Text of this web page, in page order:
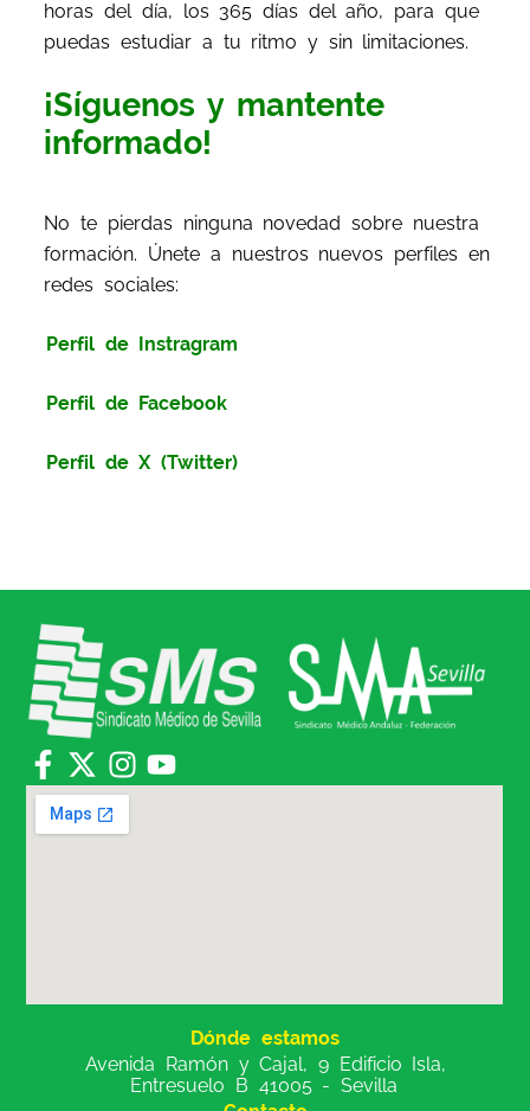
horas del día, los 365 días del año, para que
puedas estudiar a tu ritmo y sin limitaciones.
¡Síguenos y mantente
informado!
No te pierdas ninguna novedad sobre nuestra
formación. Únete a nuestros nuevos perfiles en
redes sociales:
Perfil de Instragram
Perfil de Facebook
Perfil de X (Twitter)
Dónde estamos
Avenida Ramón y Cajal, 9 Edificio Isla,
Entresuelo B 41005 - Sevilla